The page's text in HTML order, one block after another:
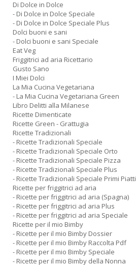
Di Dolce in Dolce
- Di Dolce in Dolce Speciale
- Di Dolce in Dolce Speciale Plus
Dolci buoni e sani
- Dolci buoni e sani Speciale
Eat Veg
Friggitrici ad aria Ricettario
Gusto Sano
I Miei Dolci
La Mia Cucina Vegetariana
- La Mia Cucina Vegetariana Green
Libro Delitti alla Milanese
Ricette Dimenticate
Ricette Green - Grattugia
Ricette Tradizionali
- Ricette Tradizionali Speciale
- Ricette Tradizionali Speciale Orto
- Ricette Tradizionali Speciale Pizza
- Ricette Tradizionali Speciale Plus
- Ricette Tradizionali Speciale Primi Piatti
Ricette per friggitrici ad aria
- Ricette per friggitrici ad aria (Spagna)
- Ricette per friggitrici ad aria Plus
- Ricette per friggitrici ad aria Speciale
Ricette per il mio Bimby
- Ricette per il mio Bimby Dossier
- Ricette per il mio Bimby Raccolta Pdf
- Ricette per il mio Bimby Speciale
- Ricette per il mio Bimby della Nonna